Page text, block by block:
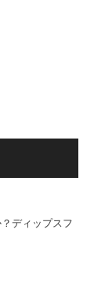
ディップスフ